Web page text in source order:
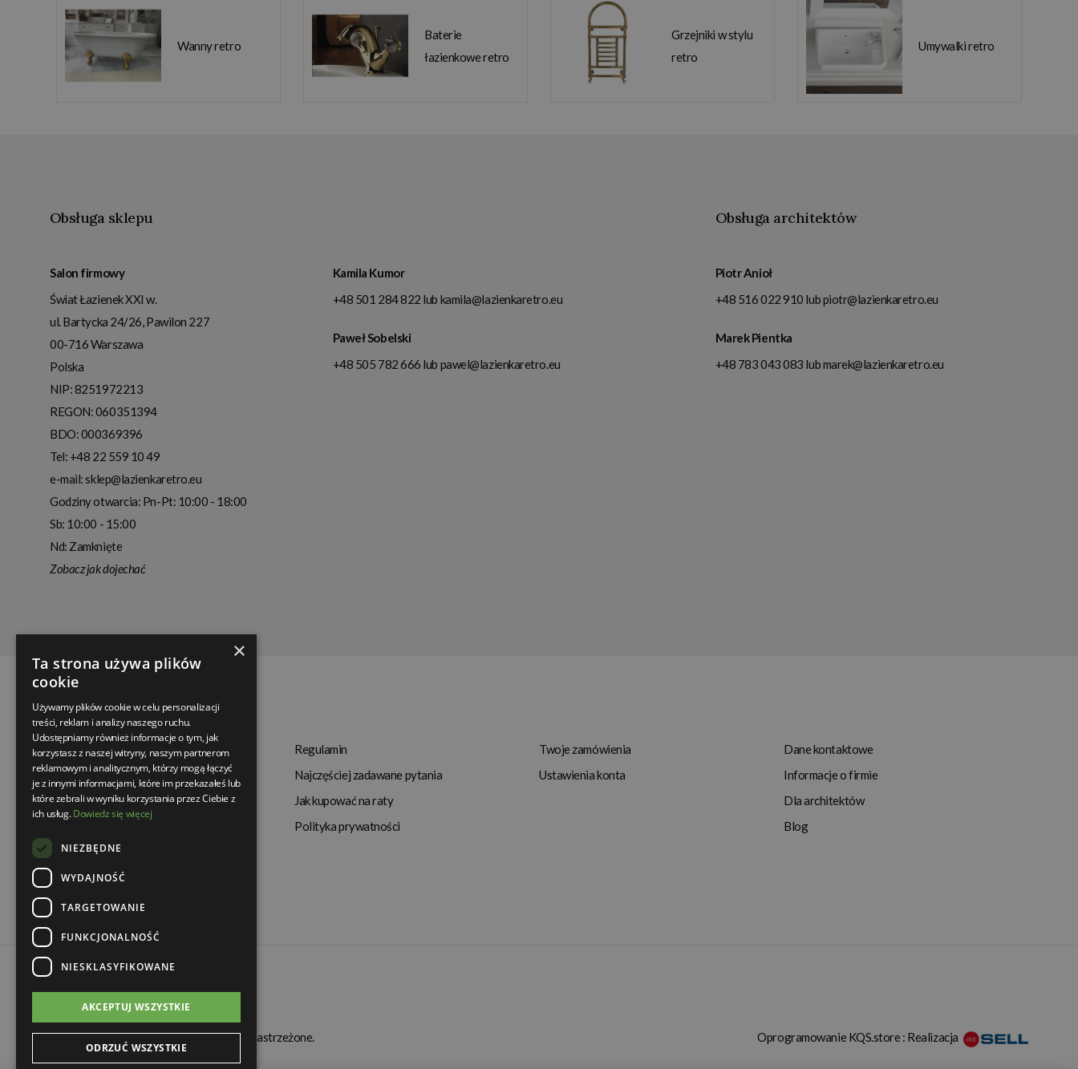
Wanny retro
Baterie
łazienkowe retro
Grzejniki w stylu
retro
Umywalki retro
Obsługa sklepu
Salon firmowy
Świat Łazienek XXI w.
ul. Bartycka 24/26, Pawilon 227
00-716Warszawa
Polska
NIP:8251972213
REGON: 060351394
BDO: 000369396
Tel: +48 22 559 10 49
e-mail:sklep@lazienkaretro.eu
Godziny otwarcia: Pn-Pt: 10:00 - 18:00
Sb: 10:00 - 15:00
Nd: Zamknięte
Zobacz jak dojechać
Kamila Kumor
+48 501 284 822 lub kamila@lazienkaretro.eu
Paweł Sobelski
+48 505 782 666 lub pawel@lazienkaretro.eu
Obsługa architektów
Piotr Anioł
+48 516 022 910 lubpiotr@lazienkaretro.eu
Marek Pientka
+48 783 043 083 lubmarek@lazienkaretro.eu
Termin realizacji
Dostępność produktów
Koszty dostawy
Zwrot towaru
Regulamin
Najczęściej zadawane pytania
Jak kupować na raty
Polityka prywatności
Twoje zamówienia
Ustawienia konta
Dane kontaktowe
Informacje o firmie
Dla architektów
Blog
© Świat Łazienek XXI w. Wszelkie prawa zastrzeżone. Oprogramowanie KQS.store : Realizacja
×
Ta strona używa plików
cookie
Używamy plików cookie w celu personalizacji
treści, reklam i analizy naszego ruchu.
Udostępniamy również informacje o tym, jak
korzystasz z naszej witryny, naszym partnerom
reklamowym i analitycznym, którzy mogą łączyć
je z innymi informacjami, które im przekazałeś lub
które zebrali w wyniku korzystania przez Ciebie z
ich usług.Dowiedz się więcej
NIEZBĘDNE
WYDAJNOŚĆ
TARGETOWANIE
FUNKCJONALNOŚĆ
NIESKLASYFIKOWANE
AKCEPTUJ WSZYSTKIE
ODRZUĆ WSZYSTKIE